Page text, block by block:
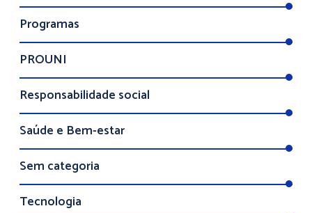
Programas
PROUNI
Responsabilidade social
Saúde e Bem-estar
Sem categoria
Tecnologia